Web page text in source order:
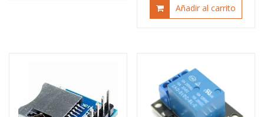
Añadir al carrito